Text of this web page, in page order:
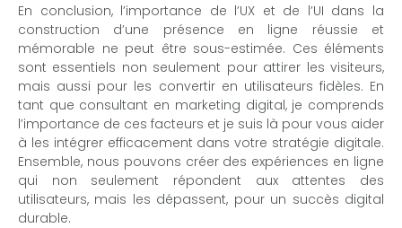
En conclusion, l’importance de l’UX et de l’UI dans la
construction d’une présence en ligne réussie et
mémorable ne peut être sous-estimée. Ces éléments
sont essentiels non seulement pour attirer les visiteurs,
mais aussi pour les convertir en utilisateurs fidèles. En
tant que consultant en marketing digital, je comprends
l’importance de ces facteurs et je suis là pour vous aider
à les intégrer efficacement dans votre stratégie digitale.
Ensemble, nous pouvons créer des expériences en ligne
qui non seulement répondent aux attentes des
utilisateurs, mais les dépassent, pour un succès digital
durable.